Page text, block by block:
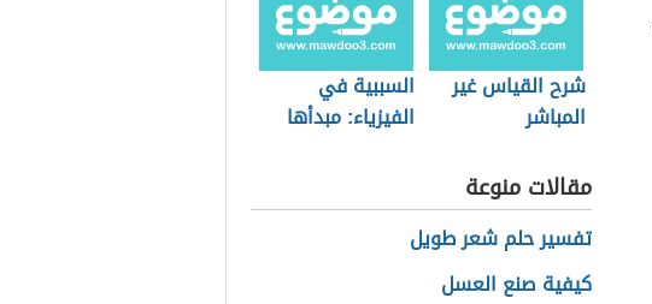
شرح القياس غير
المباشر
السببية في
الفيزياء: مبدأها
مقالات منوعة
تفسير حلم شعر طويل
كيفية صنع العسل